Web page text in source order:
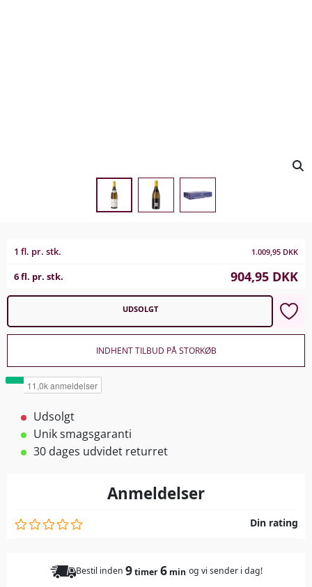
1 fl. pr. stk. 1.009,95 DKK
6 fl. pr. stk. 904,95 DKK
UDSOLGT
INDHENT TILBUD PÅ STORKØB
Udsolgt
Unik smagsgaranti
30 dages udvidet returret
Anmeldelser
Din rating
Bestil inden 9timer6 min og vi sender i dag!